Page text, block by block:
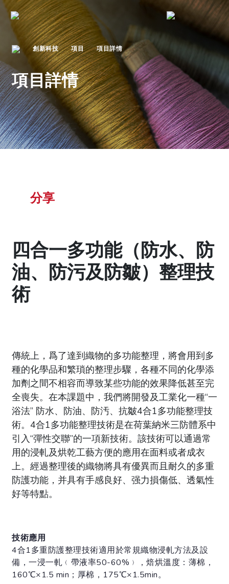
創新科技 項目 項目詳情
項目詳情
分享
四合一多功能（防水、防
油、防污及防皺）整理技
術
傳統上，爲了達到織物的多功能整理，將會用到多
種的化學品和繁瑣的整理步驟，各種不同的化學添
加劑之間不相容而導致某些功能的效果降低甚至完
全喪失。在本課題中，我們將開發及工業化一種“一
浴法” 防水、防油、防汚、抗皺4合1多功能整理技
術。4合1多功能整理技術是在荷葉納米三防體系中
引入“彈性交聯”的一項新技術。該技術可以通過常
用的浸軋及烘乾工藝方便的應用在面料或者成衣
上。經過整理後的織物將具有優異而且耐久的多重
防護功能，并具有手感良好、强力損傷低、透氣性
好等特點。
技術應用
4合1多重防護整理技術適用於常規織物浸軋方法及設
備，一浸一軋﹙帶液率50-60%﹚，焙烘溫度：薄棉，
160℃×1.5 min；厚棉，175℃×1.5min。